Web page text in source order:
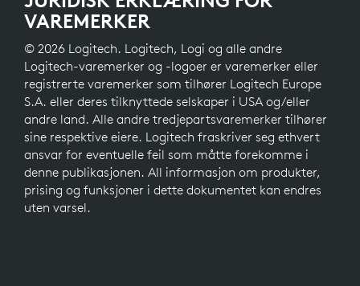
VAREMERKER
© 2026 Logitech. Logitech, Logi og alle andre
Logitech-varemerker og -logoer er varemerker eller
registrerte varemerker som tilhører Logitech Europe
S.A. eller deres tilknyttede selskaper i USA og/eller
andre land. Alle andre tredjepartsvaremerker tilhører
sine respektive eiere. Logitech fraskriver seg ethvert
ansvar for eventuelle feil som måtte forekomme i
denne publikasjonen. All informasjon om produkter,
prising og funksjoner i dette dokumentet kan endres
uten varsel.